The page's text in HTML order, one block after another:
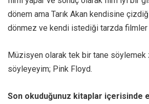
dönem ama Tarık Akan kendisine
dönmez ve kendi istediği tarzda filmler
Müzisyen olarak tek bir tane söylemek
söyleyeyim; Pink Floyd.
Son okuduğunuz kitaplar içerisinde